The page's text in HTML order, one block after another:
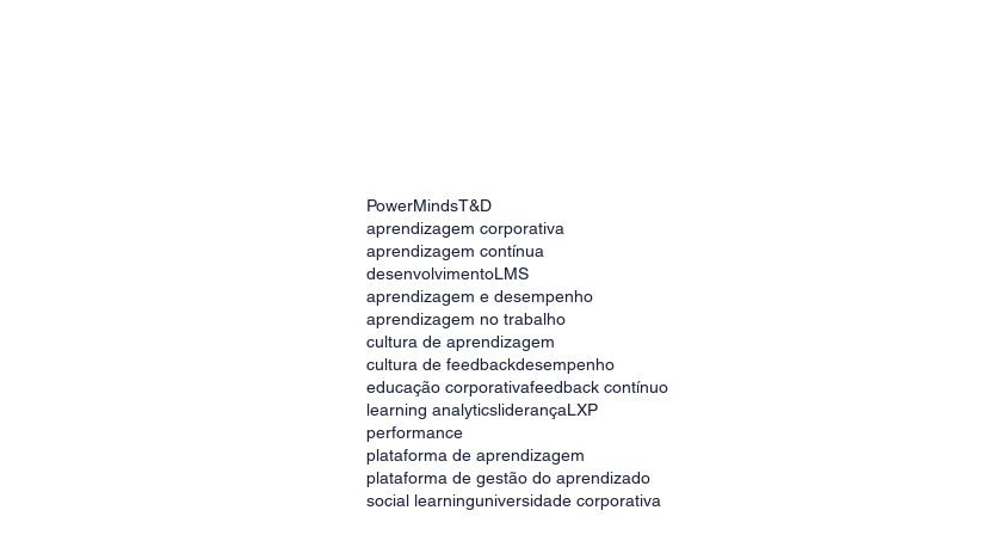
PowerMindsT&D
aprendizagem corporativa
aprendizagem contínua
desenvolvimentoLMS
aprendizagem e desempenho
aprendizagem no trabalho
cultura de aprendizagem
cultura de feedbackdesempenho
educação corporativafeedback contínuo
learning analyticsliderançaLXP
performance
plataforma de aprendizagem
plataforma de gestão do aprendizado
social learninguniversidade corporativa